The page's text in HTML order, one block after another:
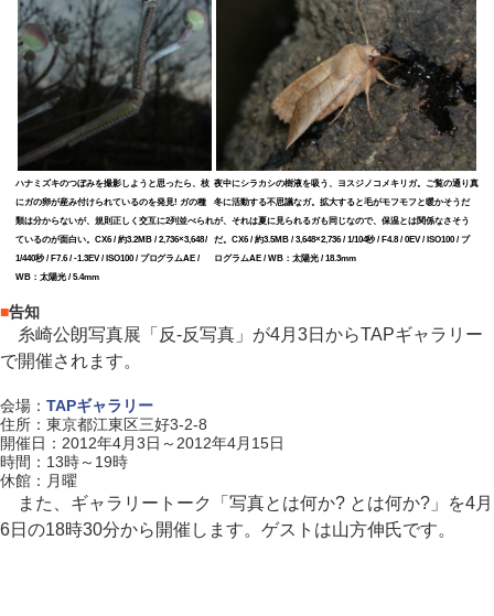
ハナミズキのつぼみを撮影しようと思ったら、枝
にガの卵が産み付けられているのを発見! ガの種
類は分からないが、規則正しく交互に2列並べられ
ているのが面白い。CX6 / 約3.2MB / 2,736×3,648 /
1/440秒 / F7.6 / -1.3EV / ISO100 / プログラムAE /
WB：太陽光 / 5.4mm
夜中にシラカシの樹液を吸う、ヨスジノコメキリガ。ご覧の通り真
冬に活動する不思議なガ。拡大すると毛がモフモフと暖かそうだ
が、それは夏に見られるガも同じなので、保温とは関係なさそう
だ。CX6 / 約3.5MB / 3,648×2,736 / 1/104秒 / F4.8 / 0EV / ISO100 / プ
ログラムAE / WB：太陽光 / 18.3mm
■告知
糸崎公朗写真展「反-反写真」が4月3日からTAPギャラリー
で開催されます。
会場： TAPギャラリー
住所：東京都江東区三好3-2-8
開催日：2012年4月3日～2012年4月15日
時間：13時～19時
休館：月曜
また、ギャラリートーク「写真とは何か? とは何か?」を4月
6日の18時30分から開催します。ゲストは山方伸氏です。